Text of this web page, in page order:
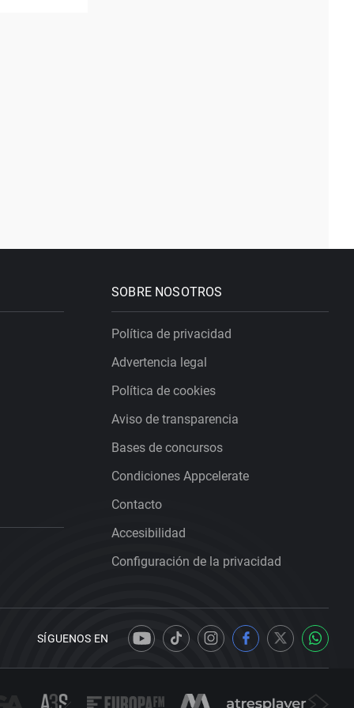
SOBRE NOSOTROS
Política de privacidad
Advertencia legal
Política de cookies
Aviso de transparencia
Bases de concursos
Condiciones Appcelerate
Contacto
Accesibilidad
Configuración de la privacidad
SÍGUENOS EN